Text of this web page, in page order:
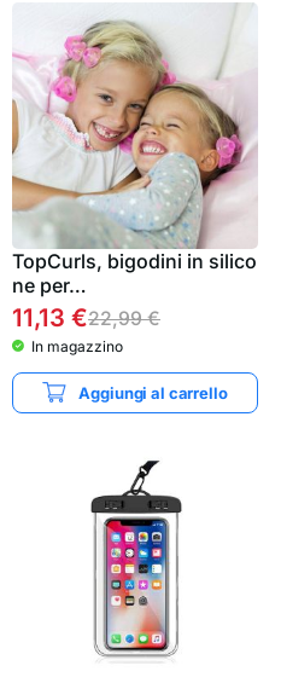
TopCurls, bigodini in silico
ne per…
11,13 €22,99€
In magazzino
Aggiungi al carrello